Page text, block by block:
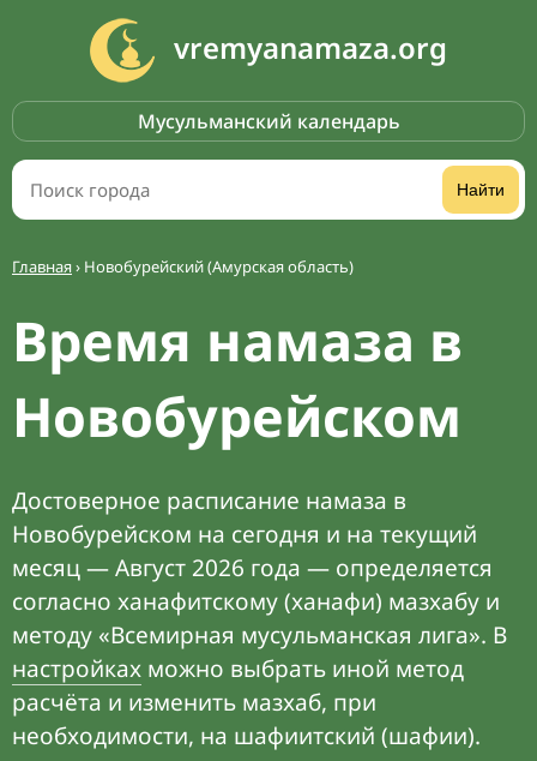
vremyanamaza.org
Мусульманский календарь
Найти
Главная› Новобурейский (Амурская область)
Время намаза в
Новобурейском
Достоверное расписание намаза в
Новобурейском на сегодня и на текущий
месяц — Август 2026 года — определяется
согласно ханафитскому (ханафи) мазхабу и
методу «Всемирная мусульманская лига». В
настройках можно выбрать иной метод
расчёта и изменить мазхаб, при
необходимости, на шафиитский (шафии).